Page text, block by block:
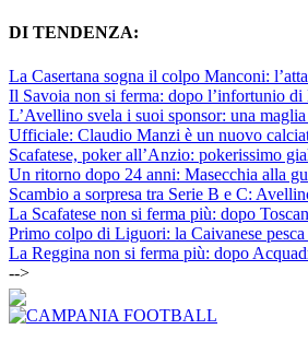
DI TENDENZA:
La Casertana sogna il colpo Manconi:
Il Savoia non si ferma: dopo l’infortunio di
L’Avellino svela i suoi sponsor: una
Ufficiale: Claudio Manzi è un nuovo
Scafatese, poker all’Anzio: pokerissimo
Un ritorno dopo 24 anni: Masecchia alla
Scambio a sorpresa tra Serie B e C:
La Scafatese non si ferma più: dopo
Primo colpo di Liguori: la Caivanese pesca
La Reggina non si ferma più: dopo
-->